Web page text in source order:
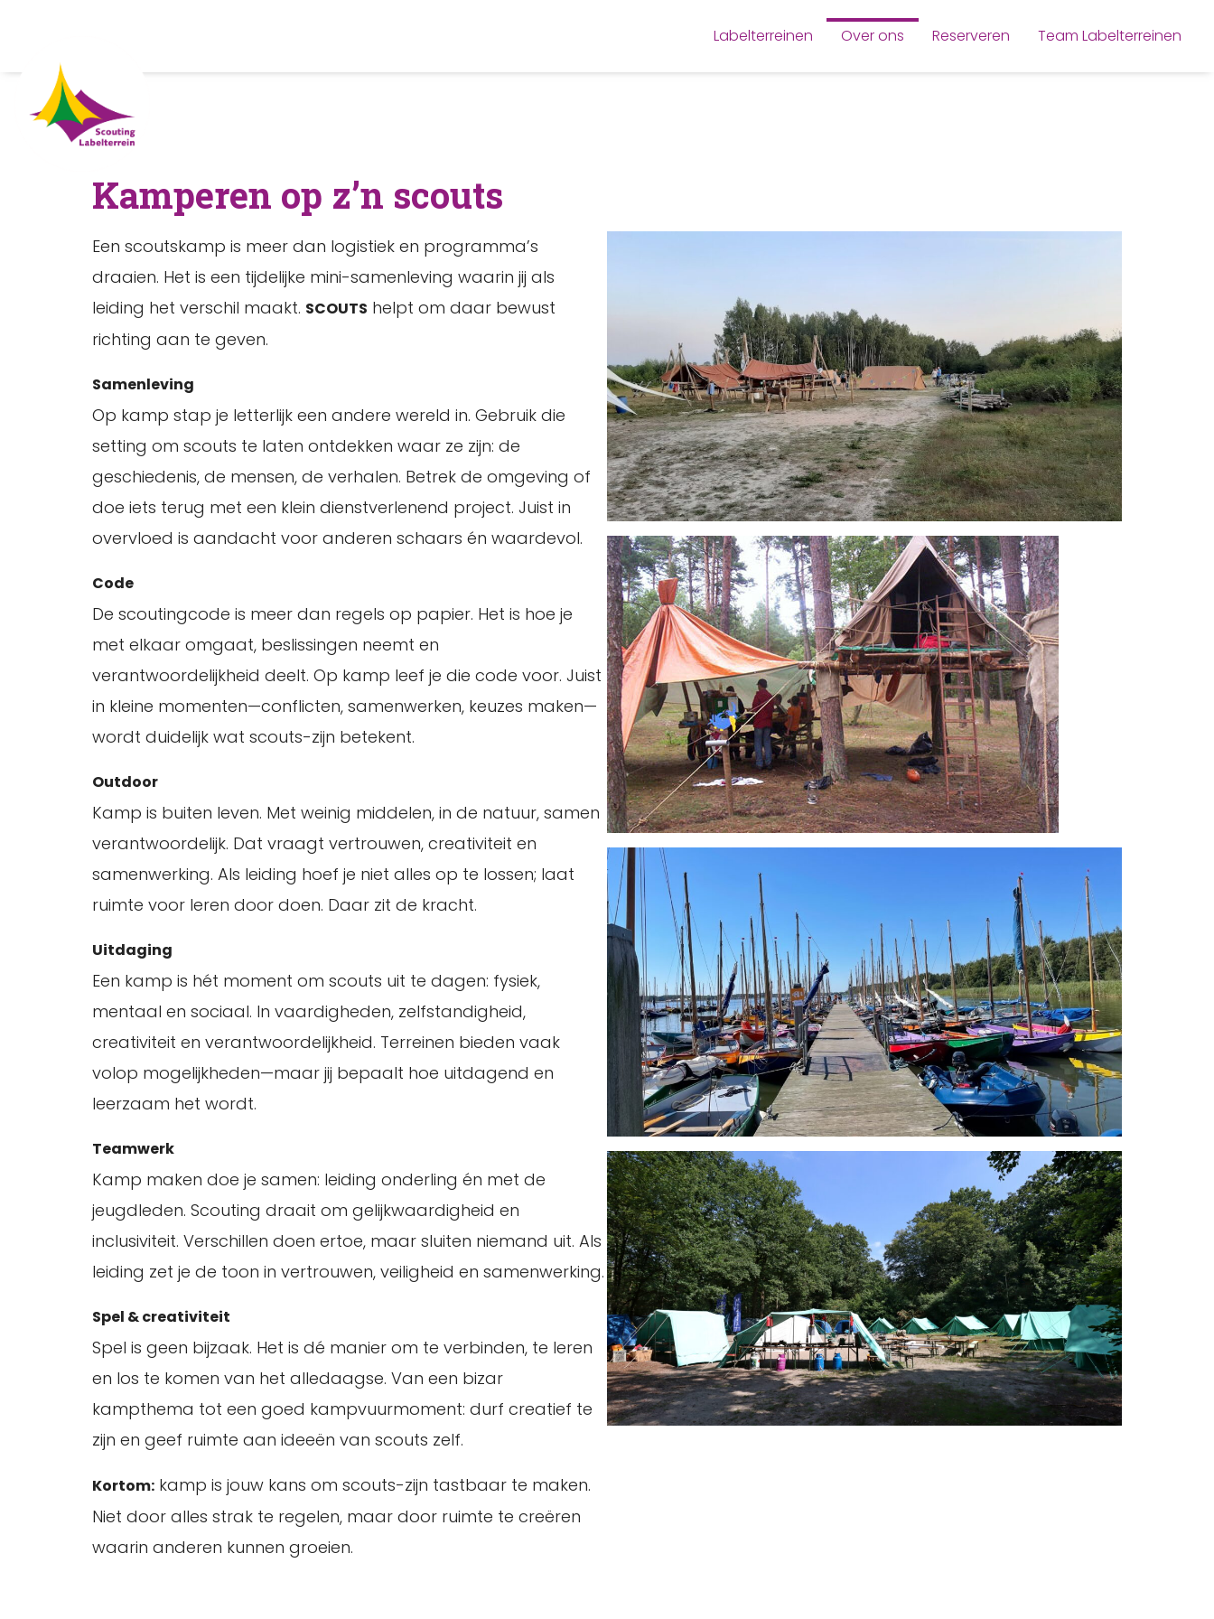
Labelterreinen Over ons Reserveren Team Labelterreinen
Kamperen op z’n scouts
Een scoutskamp is meer dan logistiek en programma’s
draaien. Het is een tijdelijke mini-samenleving waarin jij als
leiding het verschil maakt. SCOUTS helpt om daar bewust
richting aan te geven.
Samenleving
Op kamp stap je letterlijk een andere wereld in. Gebruik die
setting om scouts te laten ontdekken waar ze zijn: de
geschiedenis, de mensen, de verhalen. Betrek de omgeving of
doe iets terug met een klein dienstverlenend project. Juist in
overvloed is aandacht voor anderen schaars én waardevol.
Code
De scoutingcode is meer dan regels op papier. Het is hoe je
met elkaar omgaat, beslissingen neemt en
verantwoordelijkheid deelt. Op kamp leef je die code voor. Juist
in kleine momenten—conflicten, samenwerken, keuzes maken—
wordt duidelijk wat scouts-zijn betekent.
Outdoor
Kamp is buiten leven. Met weinig middelen, in de natuur, samen
verantwoordelijk. Dat vraagt vertrouwen, creativiteit en
samenwerking. Als leiding hoef je niet alles op te lossen; laat
ruimte voor leren door doen. Daar zit de kracht.
Uitdaging
Een kamp is hét moment om scouts uit te dagen: fysiek,
mentaal en sociaal. In vaardigheden, zelfstandigheid,
creativiteit en verantwoordelijkheid. Terreinen bieden vaak
volop mogelijkheden—maar jij bepaalt hoe uitdagend en
leerzaam het wordt.
Teamwerk
Kamp maken doe je samen: leiding onderling én met de
jeugdleden. Scouting draait om gelijkwaardigheid en
inclusiviteit. Verschillen doen ertoe, maar sluiten niemand uit. Als
leiding zet je de toon in vertrouwen, veiligheid en samenwerking.
Spel & creativiteit
Spel is geen bijzaak. Het is dé manier om te verbinden, te leren
en los te komen van het alledaagse. Van een bizar
kampthema tot een goed kampvuurmoment: durf creatief te
zijn en geef ruimte aan ideeën van scouts zelf.
Kortom: kamp is jouw kans om scouts-zijn tastbaar te maken.
Niet door alles strak te regelen, maar door ruimte te creëren
waarin anderen kunnen groeien.